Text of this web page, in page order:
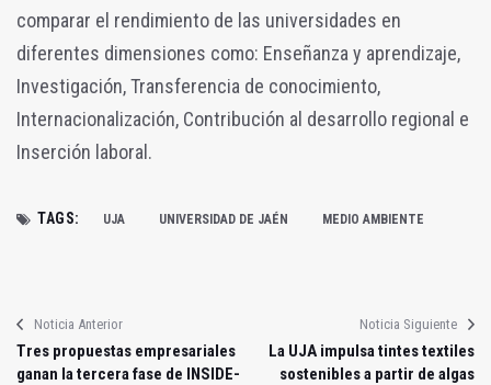
comparar el rendimiento de las universidades en
diferentes dimensiones como: Enseñanza y aprendizaje,
Investigación, Transferencia de conocimiento,
Internacionalización, Contribución al desarrollo regional e
Inserción laboral.
TAGS: UJA UNIVERSIDAD DE JAÉN MEDIO AMBIENTE
Noticia Anterior
Tres propuestas empresariales
ganan la tercera fase de INSIDE-
Noticia Siguiente
La UJA impulsa tintes textiles
sostenibles a partir de algas